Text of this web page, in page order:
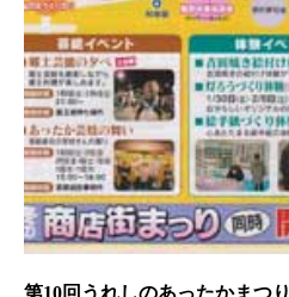
第10回うれしのあったかまつり